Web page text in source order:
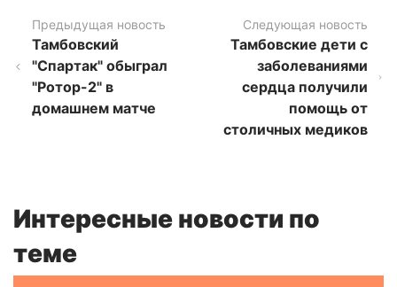
Предыдущая новость
Тамбовский
"Спартак" обыграл
"Ротор-2" в
домашнем матче
Следующая новость
Тамбовские дети с
заболеваниями
сердца получили
помощь от
столичных медиков
Интересные новости по
теме